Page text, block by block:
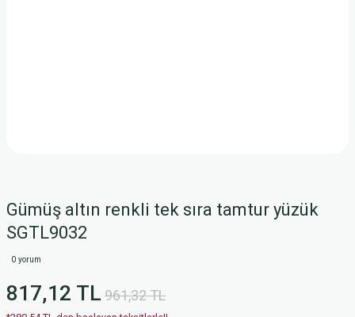
Gümüş altın renkli tek sıra tamtur yüzük
SGTL9032
0 yorum
817,12 TL 961,32 TL